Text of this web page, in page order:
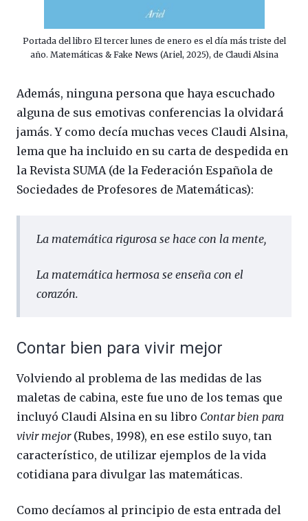
Portada del libro El tercer lunes de enero es el día más triste del
año. Matemáticas & Fake News (Ariel, 2025), de Claudi Alsina
Además, ninguna persona que haya escuchado
alguna de sus emotivas conferencias la olvidará
jamás. Y como decía muchas veces Claudi Alsina,
lema que ha incluido en su carta de despedida en
la Revista SUMA (de la Federación Española de
Sociedades de Profesores de Matemáticas):
La matemática rigurosa se hace con la mente,
La matemática hermosa se enseña con el
corazón.
Contar bien para vivir mejor
Volviendo al problema de las medidas de las
maletas de cabina, este fue uno de los temas que
incluyó Claudi Alsina en su libro Contar bien para
vivir mejor (Rubes, 1998), en ese estilo suyo, tan
característico, de utilizar ejemplos de la vida
cotidiana para divulgar las matemáticas.
Como decíamos al principio de esta entrada del